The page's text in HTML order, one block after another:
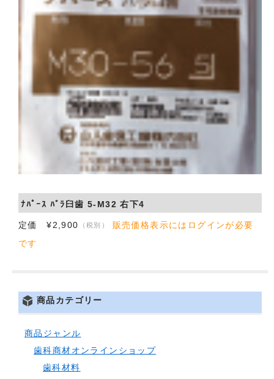
ﾅﾊﾟｰｽ ﾊﾞﾗ臼歯 5-M32 右下4
定価 ¥2,900 （税別）
販売価格表示にはログインが必要
です
商品カテゴリー
商品ジャンル
歯科商材オンラインショップ
歯科材料